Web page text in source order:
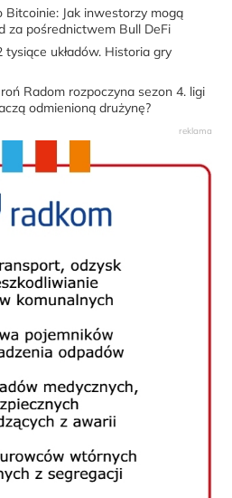
Jak inwestorzy mogą
za pośrednictwem Bull DeFi
tysiące układów. Historia gry
Radom rozpoczyna sezon 4. ligi
odmienioną drużynę?